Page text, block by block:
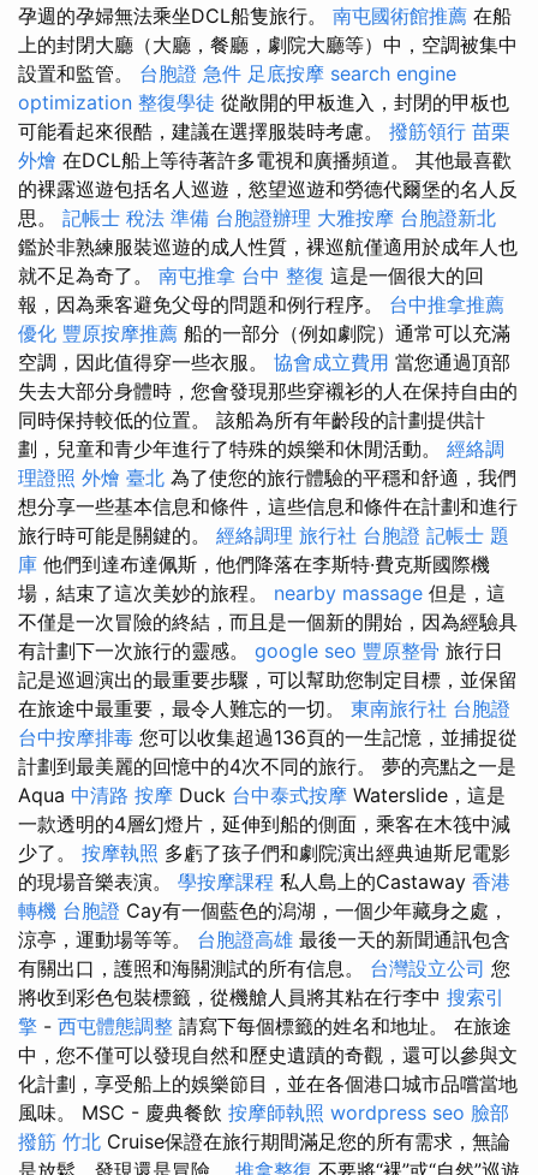
孕週的孕婦無法乘坐DCL船隻旅行。 南屯國術館推薦 在船
上的封閉大廳（大廳，餐廳，劇院大廳等）中，空調被集中
設置和監管。 台胞證 急件 足底按摩 search engine
optimization 整復學徒 從敞開的甲板進入，封閉的甲板也
可能看起來很酷，建議在選擇服裝時考慮。 撥筋領行 苗栗
外燴 在DCL船上等待著許多電視和廣播頻道。 其他最喜歡
的裸露巡遊包括名人巡遊，慾望巡遊和勞德代爾堡的名人反
思。 記帳士 稅法 準備 台胞證辦理 大雅按摩 台胞證新北
鑑於非熟練服裝巡遊的成人性質，裸巡航僅適用於成年人也
就不足為奇了。 南屯推拿 台中 整復 這是一個很大的回
報，因為乘客避免父母的問題和例行程序。 台中推拿推薦
優化 豐原按摩推薦 船的一部分（例如劇院）通常可以充滿
空調，因此值得穿一些衣服。 協會成立費用 當您通過頂部
失去大部分身體時，您會發現那些穿襯衫的人在保持自由的
同時保持較低的位置。 該船為所有年齡段的計劃提供計
劃，兒童和青少年進行了特殊的娛樂和休閒活動。 經絡調
理證照 外燴 臺北 為了使您的旅行體驗的平穩和舒適，我們
想分享一些基本信息和條件，這些信息和條件在計劃和進行
旅行時可能是關鍵的。 經絡調理 旅行社 台胞證 記帳士 題
庫 他們到達布達佩斯，他們降落在李斯特·費克斯國際機
場，結束了這次美妙的旅程。 nearby massage 但是，這
不僅是一次冒險的終結，而且是一個新的開始，因為經驗具
有計劃下一次旅行的靈感。 google seo 豐原整骨 旅行日
記是巡迴演出的最重要步驟，可以幫助您制定目標，並保留
在旅途中最重要，最令人難忘的一切。 東南旅行社 台胞證
台中按摩排毒 您可以收集超過136頁的一生記憶，並捕捉從
計劃到最美麗的回憶中的4次不同的旅行。 夢的亮點之一是
Aqua 中清路 按摩 Duck 台中泰式按摩 Waterslide，這是
一款透明的4層幻燈片，延伸到船的側面，乘客在木筏中減
少了。 按摩執照 多虧了孩子們和劇院演出經典迪斯尼電影
的現場音樂表演。 學按摩課程 私人島上的Castaway 香港
轉機 台胞證 Cay有一個藍色的潟湖，一個少年藏身之處，
涼亭，運動場等等。 台胞證高雄 最後一天的新聞通訊包含
有關出口，護照和海關測試的所有信息。 台灣設立公司 您
將收到彩色包裝標籤，從機艙人員將其粘在行李中 搜索引
擎 - 西屯體態調整 請寫下每個標籤的姓名和地址。 在旅途
中，您不僅可以發現自然和歷史遺蹟的奇觀，還可以參與文
化計劃，享受船上的娛樂節目，並在各個港口城市品嚐當地
風味。 MSC - 慶典餐飲 按摩師執照 wordpress seo 臉部
撥筋 竹北 Cruise保證在旅行期間滿足您的所有需求，無論
是放鬆，發現還是冒險。 推拿整復 不要將“裸”或“自然”巡遊